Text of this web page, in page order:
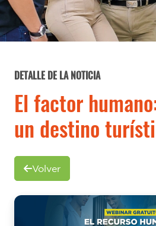
DETALLE DE LA NOTICIA
El factor
un destino
Volver